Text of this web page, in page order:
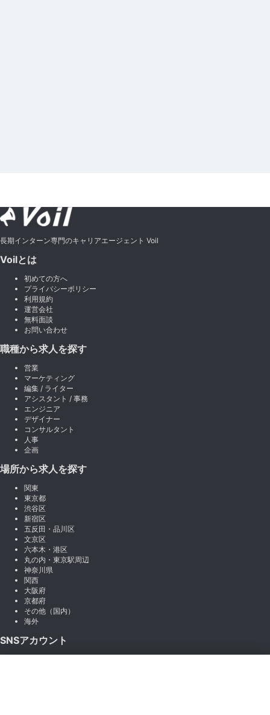
長期インターン専門のキャリアエージェント Voil
Voilとは
初めての方へ
プライバシーポリシー
利用規約
運営会社
無料面談
お問い合わせ
職種から求人を探す
営業
マーケティング
編集 / ライター
アシスタント / 事務
エンジニア
デザイナー
コンサルタント
人事
企画
場所から求人を探す
関東
東京都
渋谷区
新宿区
五反田・品川区
文京区
六本木・港区
丸の内・東京駅周辺
神奈川県
関西
大阪府
京都府
その他（国内）
海外
SNSアカウント